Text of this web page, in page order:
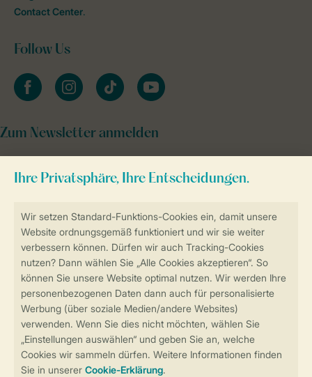
Sicherstellung Deiner Privatsphäre
Sicher und schnell zur Online-Buchung
Sichere Datenübertragung
Sicheres Bezahlen
Contact Center.
Follow Us
facebookinstagramtiktok youtube
Zum Newsletter anmelden